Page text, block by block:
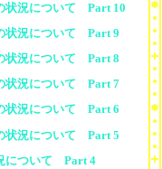
状況について Part 10
状況について Part 9
状況について Part 8
状況について Part 7
状況について Part 6
状況について Part 5
について Part 4